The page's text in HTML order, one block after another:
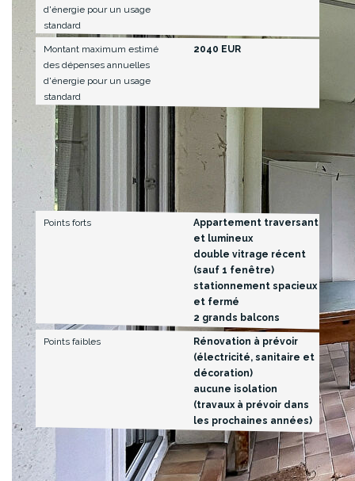
d'énergie pour un usage
standard
Montant maximum estimé
des dépenses annuelles
d'énergie pour un usage
standard
2040 EUR
Commentaires
Points forts
Appartement traversant
et lumineux
double vitrage récent
(sauf 1 fenêtre)
stationnement spacieux
et fermé
2 grands balcons
Points faibles
Rénovation à prévoir
(électricité, sanitaire et
décoration)
aucune isolation
(travaux à prévoir dans
les prochaines années)